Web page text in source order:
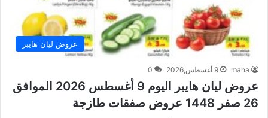
عروض ليان هايبر
maha 9 أغسطس,2026 0
عروض ليان هايبر اليوم 9 أغسطس 2026 الموافق
26 صفر 1448 عروض صفقات طازجة